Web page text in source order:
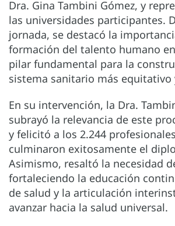
Dra. Gina Tambini Gómez, y
las universidades participantes.
jornada, se destacó la
formación del talento humano
pilar fundamental para la
sistema sanitario más equitativo
En su intervención, la Dra.
subrayó la relevancia de este
y felicitó a los 2.244
culminaron exitosamente el
Asimismo, resaltó la necesidad
fortaleciendo la educación
de salud y la articulación
avanzar hacia la salud universal.